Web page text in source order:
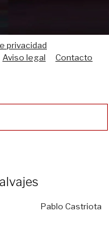
privacidad
Aviso legal Contacto
Pablo Castriota